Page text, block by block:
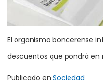
El organismo bonaerense
descuentos que pondrá en
Publicado en Sociedad